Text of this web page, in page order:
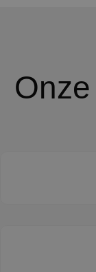
Onze